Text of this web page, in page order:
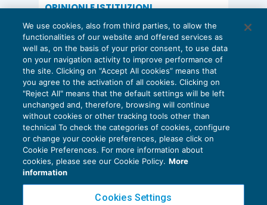
OPINIONI E ISTITUZIONI
Valorizzare il potenziale dello Studio:
una riflessione sul futuro della
consulenza del lavoro
15 Giugno 2026
di Milena Montanari
Privacy Policy
Cookie Policy
We use cookies, also from third parties, to allow the
functionalities of our website and offered services as
well as, on the basis of your prior consent, to use data
on your navigation activity to improve performance of
the site. Clicking on “Accept All cookies” means that
you agree to the activation of all cookies. Clicking on
"Reject All" means that the default settings will be left
unchanged and, therefore, browsing will continue
without cookies or other tracking tools other than
technical To check the categories of cookies, configure
or change your cookie preferences, please click on
Cookie Preferences. For more information about
cookies, please see our Cookie Policy. More
information
Cookies Settings